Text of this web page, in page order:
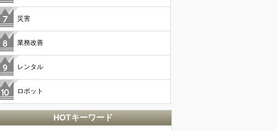
災害
業務改善
レンタル
ロボット
HOTキーワード